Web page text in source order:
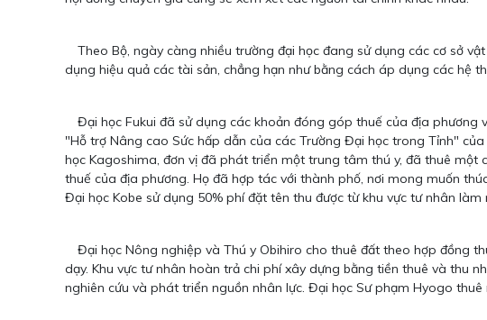
Theo Bộ, ngày càng nhiều trường đại học đang sử dụng các cơ sở
dụng hiệu quả các tài sản, chẳng hạn như bằng cách áp dụng các hệ
Đại học Fukui đã sử dụng các khoản đóng góp thuế của địa
"Hỗ trợ Nâng cao Sức hấp dẫn của các Trường Đại học trong Tỉnh"
học Kagoshima, đơn vị đã phát triển một trung tâm thú y, đã thuê
thuế của địa phương. Họ đã hợp tác với thành phố, nơi mong muốn
Đại học Kobe sử dụng 50% phí đặt tên thu được từ khu vực tư nhân
Đại học Nông nghiệp và Thú y Obihiro cho thuê đất theo hợp đồng
dạy. Khu vực tư nhân hoàn trả chi phí xây dựng bằng tiền thuê và thu
nghiên cứu và phát triển nguồn nhân lực. Đại học Sư phạm Hyogo